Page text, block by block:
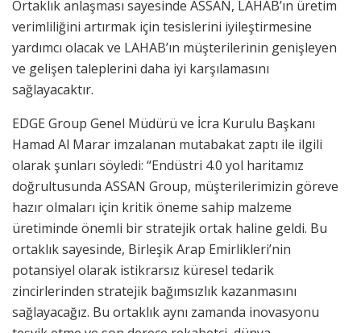
Ortaklık anlaşması sayesinde ASSAN, LAHAB’ın üretim
verimliliğini artırmak için tesislerini iyileştirmesine
yardımcı olacak ve LAHAB’ın müşterilerinin genişleyen
ve gelişen taleplerini daha iyi karşılamasını
sağlayacaktır.
EDGE Group Genel Müdürü ve İcra Kurulu Başkanı
Hamad Al Marar imzalanan mutabakat zaptı ile ilgili
olarak şunları söyledi: “Endüstri 4.0 yol haritamız
doğrultusunda ASSAN Group, müşterilerimizin göreve
hazır olmaları için kritik öneme sahip malzeme
üretiminde önemli bir stratejik ortak haline geldi. Bu
ortaklık sayesinde, Birleşik Arap Emirlikleri’nin
potansiyel olarak istikrarsız küresel tedarik
zincirlerinden stratejik bağımsızlık kazanmasını
sağlayacağız. Bu ortaklık aynı zamanda inovasyonu